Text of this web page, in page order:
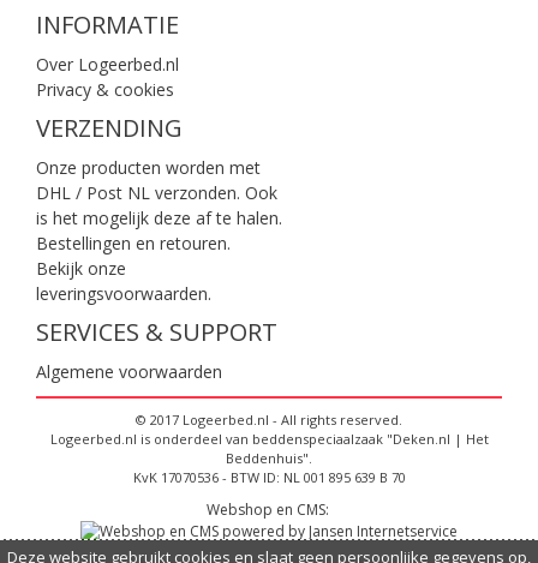
INFORMATIE
Over Logeerbed.nl
Privacy & cookies
VERZENDING
Onze producten worden met
DHL / Post NL verzonden. Ook
is het mogelijk deze af te halen.
Bestellingen en retouren.
Bekijk onze
leveringsvoorwaarden.
SERVICES & SUPPORT
Algemene voorwaarden
© 2017 Logeerbed.nl - All rights reserved.
Logeerbed.nl is onderdeel van beddenspeciaalzaak "Deken.nl | Het
Beddenhuis".
KvK 17070536 - BTW ID: NL 001 895 639 B 70
Webshop en CMS:
Deze website gebruikt cookies en slaat geen persoonlijke gegevens op,